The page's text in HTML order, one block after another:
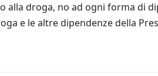
alla droga, no ad ogni forma di
e le altre dipendenze della